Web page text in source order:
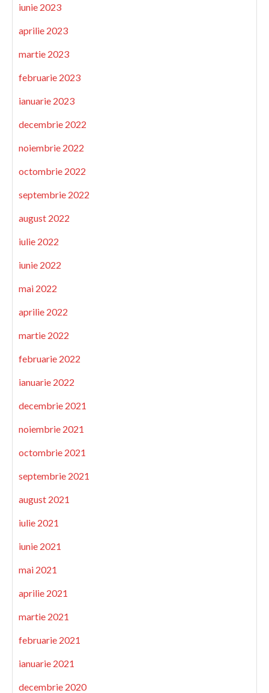
iunie 2023
aprilie 2023
martie 2023
februarie 2023
ianuarie 2023
decembrie 2022
noiembrie 2022
octombrie 2022
septembrie 2022
august 2022
iulie 2022
iunie 2022
mai 2022
aprilie 2022
martie 2022
februarie 2022
ianuarie 2022
decembrie 2021
noiembrie 2021
octombrie 2021
septembrie 2021
august 2021
iulie 2021
iunie 2021
mai 2021
aprilie 2021
martie 2021
februarie 2021
ianuarie 2021
decembrie 2020